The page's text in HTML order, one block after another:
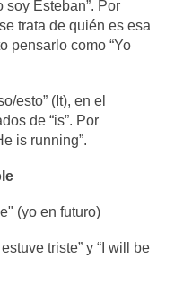
soy Esteban”. Por
trata de quién es esa
pensarlo como “Yo
esto” (It), en el
de “is”. Por
is running”.
(yo en futuro)
triste” y “I will be